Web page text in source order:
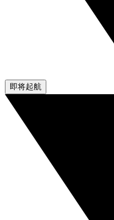
即将起航